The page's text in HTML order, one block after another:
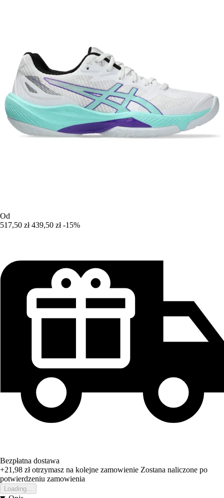
Od
517,50 zł 439,50 zł -15%
Bezpłatna dostawa
+21,98 złotrzymasz na kolejne zamowienie Zostana naliczone po
potwierdzeniu zamowienia
Loading...